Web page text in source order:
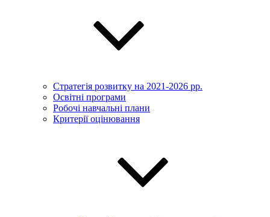
Стратегія розвитку на 2021-2026 рр.
Освітні програми
Робочі навчальні плани
Критерії оцінювання